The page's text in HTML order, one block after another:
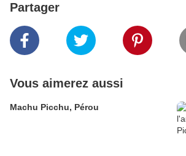
Partager
Vous aimerez aussi
Machu Picchu, Pérou